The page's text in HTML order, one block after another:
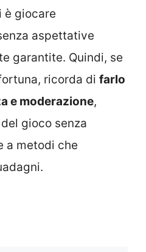
è giocare
aspettative
garantite. Quindi, se
ricorda di farlo
e moderazione,
gioco senza
a metodi che